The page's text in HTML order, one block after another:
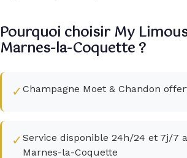
Pourquoi choisir My
Marnes-la-Coquette ?
✓ Champagne Moet & Chandon
✓ Service disponible 24h/24 et 7j/7
Marnes-la-Coquette